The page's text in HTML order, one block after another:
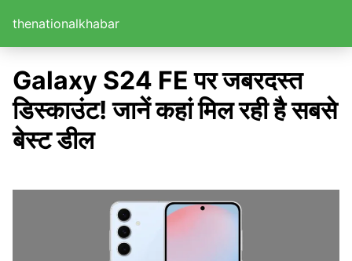
thenationalkhabar
Galaxy S24 FE पर जबरदस्त
डिस्काउंट! जानें कहां मिल रही है सबसे
बेस्ट डील